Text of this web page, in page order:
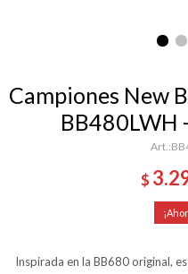
Campiones New
BB480LWH
$
Inspirada en la BB680 original,